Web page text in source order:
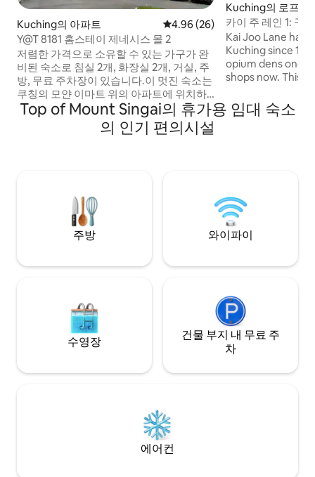
Kuching의 아파트 평점 4.96점(5점 만점), 후기 26
4.96 (26)
Y@T 8181 홈스테이 제네시스 몰 2
저렴한 가격으로 소유할 수 있는 가구가 완
비된 숙소로 침실 2개, 화장실 2개, 거실, 주
방, 무료 주차장이 있습니다.이 멋진 숙소는
쿠칭의 모얀 이마트 위의 아파트에 위치하
고 있습니다. 원격으로 일하거나 여행하는
경우 최고의 선택지 중 하나입니다. 쿠칭 공
항에서 20분(14km) 거리에 있으며, 사라왁
식, 약국, 다양한 상점을 쇼핑할 수 있습니
다. 또한 입주자에게 칫솔, 치약, 수건, 화장
지, 차, 커피, 간식도 제공합니다. 버네오 해
피 프램 근처(3km) 바투카와 리버뱅크 공원
나니 싱가이(24km) 스리 마하 마리아만 사
근할 수 있습니다.
Kuching의 로프트
카이 주 레인 1: 구
Kai Joo Lane has
Kuching since
opium dens
shops now. This
a second bed up
balcony, and
Top of Mount Singai의 휴가용 임대 숙소
의 인기 편의시설
주방 와이파이
수영장
건물 부지 내 무료 주
차
에어컨